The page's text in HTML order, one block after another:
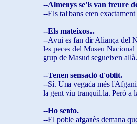
--Almenys se'ls van treure
--Els talibans eren
--Els mateixos...
--Avui es fan dir Aliança del
les peces del Museu
grup de Masud segueixen
--Tenen sensació d'oblit.
--Sí. Una vegada més
la gent viu tranquil.la. Però a
--Ho sento.
--El poble afganès demana